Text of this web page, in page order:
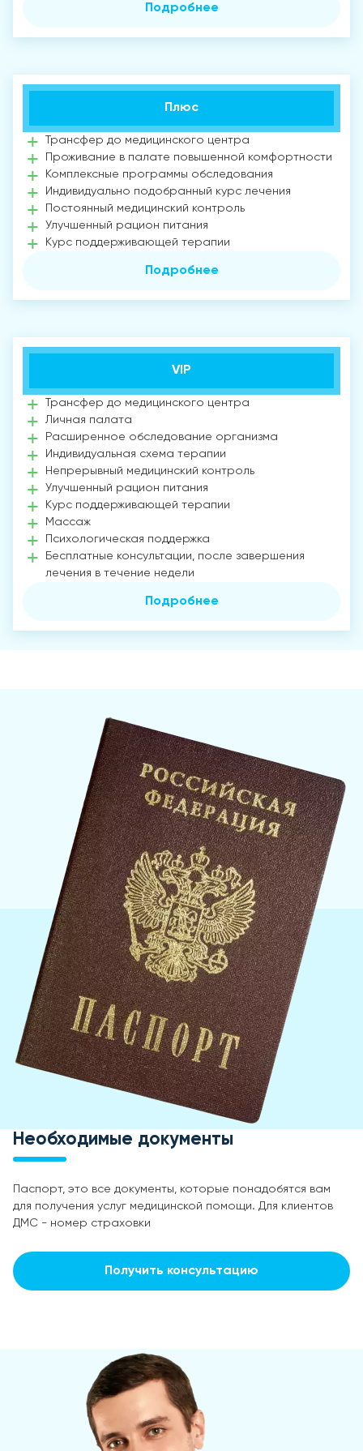
Подробнее
Плюс
Трансфер до медицинского центра
Проживание в палате повышенной комфортности
Комплексные программы обследования
Индивидуально подобранный курс лечения
Постоянный медицинский контроль
Улучшенный рацион питания
Курс поддерживающей терапии
Подробнее
VIP
Трансфер до медицинского центра
Личная палата
Расширенное обследование организма
Индивидуальная схема терапии
Непрерывный медицинский контроль
Улучшенный рацион питания
Курс поддерживающей терапии
Массаж
Психологическая поддержка
Бесплатные консультации, после завершения
лечения в течение недели
Подробнее
Необходимые документы
Паспорт, это все документы, которые понадобятся вам
для получения услуг медицинской помощи. Для клиентов
ДМС - номер страховки
Получить консультацию